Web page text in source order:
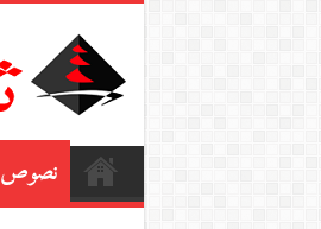
نصوص